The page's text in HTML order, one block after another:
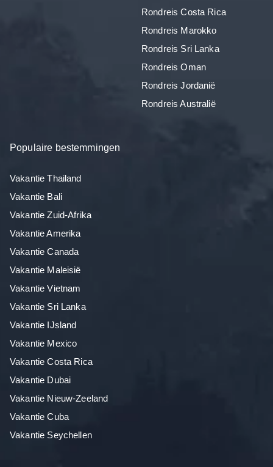
Rondreis Costa Rica
Rondreis Marokko
Rondreis Sri Lanka
Rondreis Oman
Rondreis Jordanië
Rondreis Australië
Populaire bestemmingen
Vakantie Thailand
Vakantie Bali
Vakantie Zuid-Afrika
Vakantie Amerika
Vakantie Canada
Vakantie Maleisië
Vakantie Vietnam
Vakantie Sri Lanka
Vakantie IJsland
Vakantie Mexico
Vakantie Costa Rica
Vakantie Dubai
Vakantie Nieuw-Zeeland
Vakantie Cuba
Vakantie Seychellen